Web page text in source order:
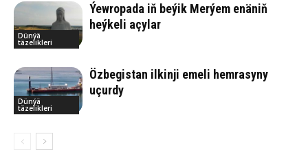
Dünýä
täzelikleri
Ýewropada iň beýik Merýem enäniň
heýkeli açylar
Dünýä
täzelikleri
Özbegistan ilkinji emeli hemrasyny
uçurdy